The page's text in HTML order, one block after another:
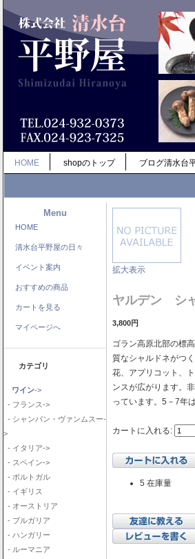
HOME shopのトップ ブログ清水台
Menu
HOME
清水台平野屋の日々
イベント案内
おすすめの商品
カートを見る
マイページへ
カテゴリ
ワイン->
- フランス->
- シャンパン・ヴァンムスー-
>
- イタリア->
- スペイン->
- ポルトガル
- イギリス
- オーストリア
- ブルガリア
- ハンガリー
- ルーマニア
拡大表示
ヤルデン シ
3,800円
ゴラン高原北部の標
質なシャルドネがつ
花、アプリコット、
ンスが広がります。
っています。5－7年
カートに入れる:
5 在庫量